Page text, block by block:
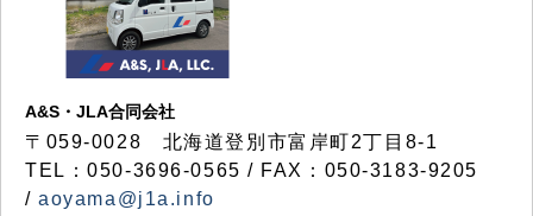
A&S・JLA合同会社
〒 059-0028 北海道登別市富岸町2丁目 8-1
TEL：050-3696-0565 / FAX：050-3183-9205
/aoyama@j1a.info